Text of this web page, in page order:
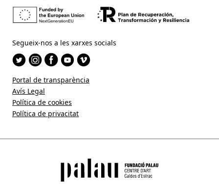
Segueix-nos a les xarxes socials
Portal de transparència
Avís Legal
Política de cookies
Política de privacitat